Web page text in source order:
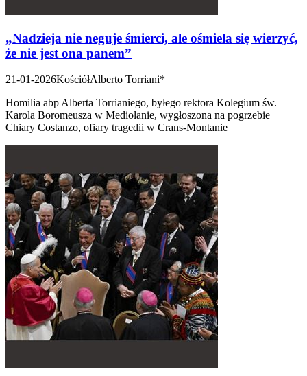
„Nadzieja nie neguje śmierci, ale ośmiela się wierzyć,
że nie jest ona panem”
21-01-2026KościółAlberto Torriani*
Homilia abp Alberta Torrianiego, byłego rektora Kolegium św.
Karola Boromeusza w Mediolanie, wygłoszona na pogrzebie
Chiary Costanzo, ofiary tragedii w Crans-Montanie